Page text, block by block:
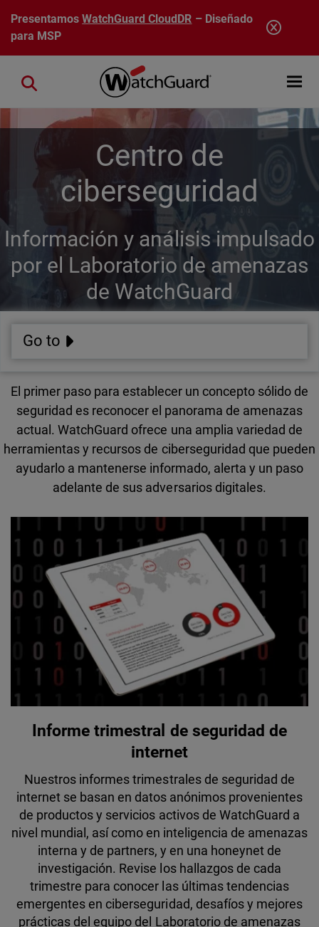
Pasar al contenido principal
PresentamosWatchGuard CloudDR – Diseñado
para MSP
Open
Close search
Centro de
ciberseguridad
Información y análisis impulsado
por el Laboratorio de amenazas
de WatchGuard
Go to
El primer paso para establecer un concepto sólido de
seguridad es reconocer el panorama de amenazas
actual. WatchGuard ofrece una amplia variedad de
herramientas y recursos de ciberseguridad que pueden
ayudarlo a mantenerse informado, alerta y un paso
adelante de sus adversarios digitales.
Informe trimestral de seguridad de
internet
Nuestros informes trimestrales de seguridad de
internet se basan en datos anónimos provenientes
de productos y servicios activos de WatchGuard a
nivel mundial, así como en inteligencia de amenazas
interna y de partners, y en una honeynet de
investigación. Revise los hallazgos de cada
trimestre para conocer las últimas tendencias
emergentes en ciberseguridad, desafíos y mejores
prácticas del equipo del Laboratorio de amenazas